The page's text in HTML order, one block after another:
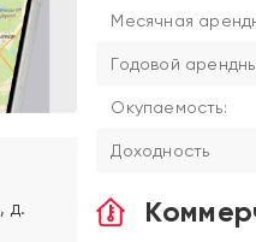
д.
Месячная
Годовой
Окупаемость:
Доходность